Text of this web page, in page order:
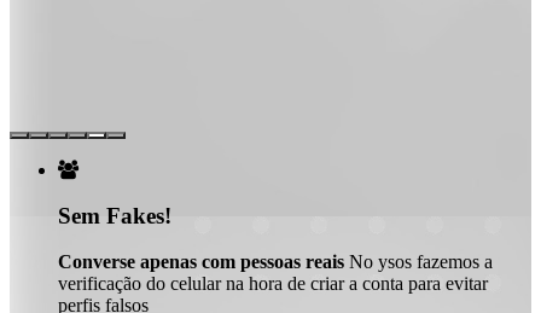

Sem Fakes!
Converse apenas com pessoas reais No ysos fazemos a
verificação do celular na hora de criar a conta para evitar
perfis falsos